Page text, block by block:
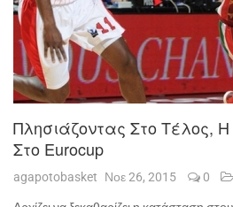
Πλησιάζοντας Στο Τέλος,
Στο Eurocup
agapotobasket Νοε 26, 2015 0